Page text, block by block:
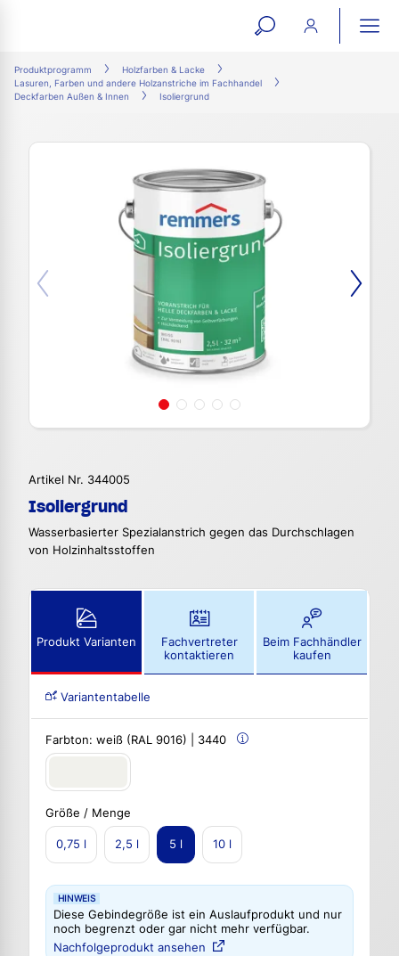
open
Produktprogramm
Holzfarben & Lacke
Lasuren, Farben und andere Holzanstriche im Fachhandel
Deckfarben Außen & Innen
Isoliergrund
Artikel Nr. 344005
Isoliergrund
Wasserbasierter Spezialanstrich gegen das Durchschlagen
von Holzinhaltsstoffen
Produkt Varianten
Fachvertreter
kontaktieren
Beim Fachhändler
kaufen
Variantentabelle
Farbton: weiß (RAL 9016) | 3440
Größe / Menge
0,75 l 2,5 l 5 l 10 l
HINWEIS
Diese Gebindegröße ist ein Auslaufprodukt und nur
noch begrenzt oder gar nicht mehr verfügbar.
Nachfolgeprodukt ansehen